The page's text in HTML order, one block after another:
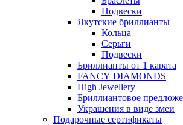
Подвески
Якутские бриллианты
Кольца
Серьги
Подвески
Бриллианты от 1 карата
FANCY DIAMONDS
High Jewellery
Бриллиантовое
Украшения в виде змеи
Подарочные сертификаты